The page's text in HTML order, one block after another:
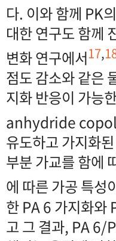
다. 이와 함께 PK
대한 연구도 함께
변화 연구에서17,
점도 감소와 같은
지화 반응이 가
anhydride
유도하고 가지화
부분 가교를 함에
에 따른 가공 특성
한 PA 6 가지화와
고 그 결과, PA 6/